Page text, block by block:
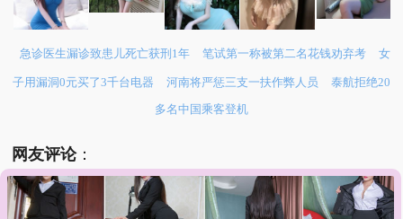
急诊医生漏诊致患儿死亡获刑1年 笔试第一称被第二名花钱劝弃考 女
子用漏洞0元买了3千台电器 河南将严惩三支一扶作弊人员
泰航拒绝20
多名中国乘客登机
网友评论：
□ 天天研究行情，忘了研究奸情。